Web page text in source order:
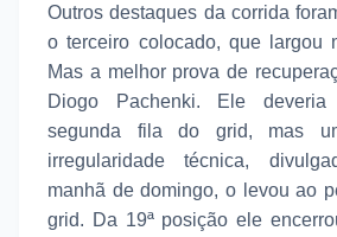
Outros destaques da corrida
o terceiro colocado, que largou
Mas a melhor prova de
Diogo Pachenki. Ele
segunda fila do grid, mas
irregularidade técnica,
manhã de domingo, o levou ao
grid. Da 19ª posição ele